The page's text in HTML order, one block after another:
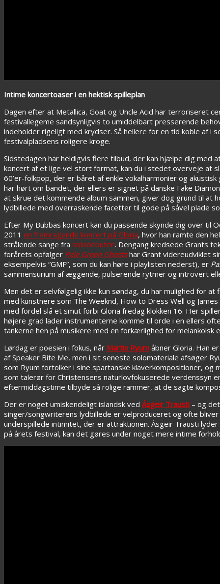
Intime koncertoaser i en hektisk spilleplan
Dagen efter at Metallica, Goat og Uncle Acid har terroriseret
festivallegeme sandsynligvis to umiddelbart presserende
indeholder rigeligt med krydser. Så hellere for en tid koble af
festivalpladsens roligere kroge.
Sidstedagen har heldigvis flere tilbud, der kan hjælpe dig med
koncert af et lige vel stort format, kan du i stedet overveje at
60’er-folkpop, der er båret af enkle vokalharmonier og
har hørt om bandet, der ellers er signet på danske Fake
at skrue det kommende album sammen, giver dog grund til
lydbillede med overraskende facetter til gode på såvel plade
Efter My Bubbas koncert kan du passende skynde dig over
2011 en fremragende koncert på Gloria, hvor han ramte den
strålende sange fra solodebuten. Dengang kredsede Grants
forårets opfølger Pale Green Ghostshar Grant videreudviklet
eksempelvis “GMF”, som du kan høre i playlisten nederst), er
sammensurium af æggende, pulserende rytmer og introvert
Men det er selvfølgelig ikke kun søndag, du har mulighed for
med kunstnere som The Weeknd, How to Dress Well og
med fordel slå et smut forbi Gloria fredag klokken 16. Her
højere grad lader instrumenterne komme til orde i en ellers
tankerne hen på musikere med en forkærlighed for
Lørdag er poesien i fokus, når Martin Ryum åbner Gloria. Han
af Speaker Bite Me, men i sit seneste solomateriale afsøger
som Ryum fortolker i sine spartanske klaverkompositioner, og
som talerør for Christensens naturlovfokuserede verdenssyn
eftermiddagstime tilbyde så rolige rammer, at de sagte
Der er noget umiskendeligt islandsk ved Ásgeir Trausti – og
singer/songwriterens lydbillede er velproduceret og ofte
underspillede intimitet, der er attraktionen. Ásgeir Trausti
på årets festival, kan det gøres under noget mere intime